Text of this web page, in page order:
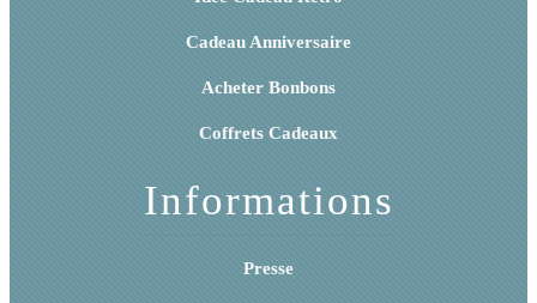
Cadeau Anniversaire
Acheter Bonbons
Coffrets Cadeaux
Informations
Presse